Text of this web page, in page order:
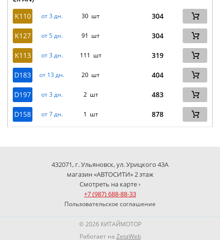
K110
от 3 дн. 30 шт 304
K127 от 5 дн. 91 шт 304
K113 от 3 дн. 111 шт 319
D183 от 13 дн. 20 шт 404
D197 от 3 дн. 2 шт 483
D158 от 7 дн. 1 шт 878
432071, г. Ульяновск, ул. Урицкого 43А
магазин «АВТОСИТИ» 2 этаж
Смотреть на карте ›
+7 (987) 688-88-33
Пользовательское соглашение
© 2026 КИТАЙМОТОР
Работает на ZetaWeb